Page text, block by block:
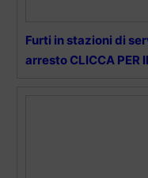
Furti in stazioni di
arresto CLICCA PER